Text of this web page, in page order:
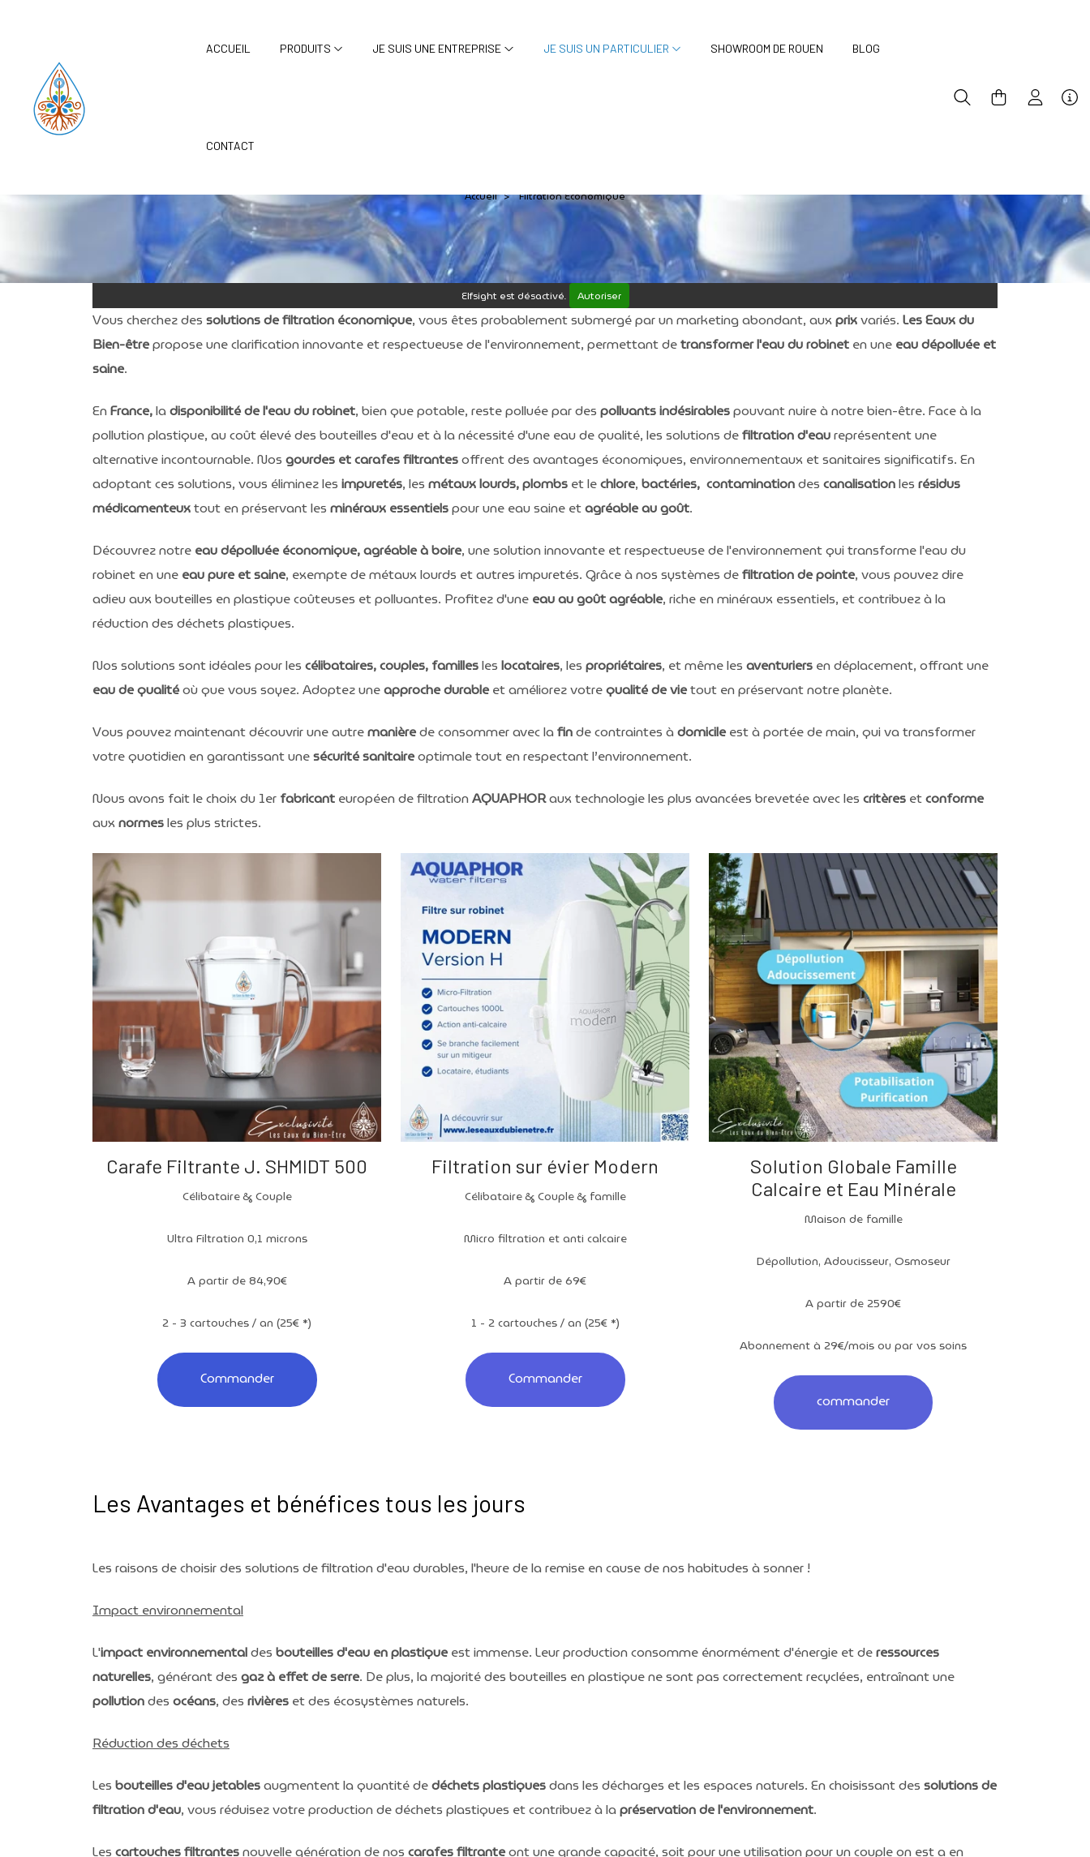
ACCUEIL PRODUITS JE SUIS UNE ENTREPRISE JE SUIS UN PARTICULIER SHOWROOM DE ROUEN BLOG
CONTACT
Accueil > Filtration Économique
Elfsight est désactivé. Autoriser
Vous cherchez des solutions de filtration économique, vous êtes probablement submergé par un marketing abondant, auxprixvariés. Les Eaux du
Bien-êtrepropose une clarification innovante et respectueuse de l'environnement, permettant detransformer l'eau du robinet en une eau dépolluée et
saine.
EnFrance,ladisponibilité de l'eau du robinet, bien que potable, reste polluée par des polluants indésirablespouvant nuire à notre bien-être. Face à la
pollution plastique, au coût élevé des bouteilles d'eau et à la nécessité d'une eau de qualité, les solutions defiltration d'eaureprésentent une
alternative incontournable. Nos gourdes et carafes filtrantesoffrent des avantages économiques, environnementaux et sanitaires significatifs. En
adoptant ces solutions, vous éliminez les impuretés, les métaux lourds, plombs et lechlore, bactéries, contaminationdes canalisationles résidus
médicamenteuxtout en préservant les minéraux essentielspour une eau saine etagréable au goût.
Découvrez notre eau dépolluée économique, agréable à boire, une solution innovante et respectueuse de l'environnement qui transforme l'eau du
robinet en une eau pure et saine, exempte de métaux lourds et autres impuretés. Grâce à nos systèmes defiltration de pointe, vous pouvez dire
adieu aux bouteilles en plastique coûteuses et polluantes. Profitez d'une eau au goût agréable, riche en minéraux essentiels, et contribuez à la
réduction des déchets plastiques.
Nos solutions sont idéales pour les célibataires, couples, famillesles locataires, les propriétaires, et même les aventuriers en déplacement, offrant une
eau de qualitéoù que vous soyez. Adoptez uneapproche durableet améliorez votrequalité de vietout en préservant notre planète.
Vous pouvez maintenant découvrir une autremanièrede consommer avec lafinde contraintes àdomicileest à portée de main, qui va transformer
votre quotidien en garantissant unesécurité sanitaireoptimale tout en respectant l’environnement.
Nous avons fait le choix du 1er fabricant européen de filtrationAQUAPHORaux technologie les plus avancées brevetée avec les critères etconforme
auxnormesles plus strictes.
Carafe Filtrante J. SHMIDT 500
Célibataire & Couple
Ultra Filtration 0,1 microns
A partir de 84,90€
2 - 3 cartouches / an (25€ *)
Commander
Filtration sur évier Modern
Célibataire & Couple & famille
Micro filtration et anti calcaire
A partir de 69€
1 - 2 cartouches / an (25€ *)
Commander
Solution Globale Famille
Calcaire et Eau Minérale
Maison de famille
Dépollution, Adoucisseur, Osmoseur
A partir de 2590€
Abonnement à 29€/mois ou par vos soins
commander
Les Avantages et bénéfices tous les jours
Les raisons de choisir des solutions de filtration d'eau durables, l'heure de la remise en cause de nos habitudes à sonner !
Impact environnemental
L'impact environnementaldes bouteilles d'eau en plastiqueest immense. Leur production consomme énormément d'énergie et deressources
naturelles, générant des gaz à effet de serre. De plus, la majorité des bouteilles en plastique ne sont pas correctement recyclées, entraînant une
pollutiondes océans, des rivières et des écosystèmes naturels.
Réduction des déchets
Les bouteilles d'eau jetablesaugmentent la quantité dedéchets plastiquesdans les décharges et les espaces naturels. En choisissant des solutions de
filtration d'eau, vous réduisez votre production de déchets plastiques et contribuez à lapréservation de l'environnement.
Les cartouches filtrantesnouvelle génération de nos carafes filtranteont une grande capacité, soit pour une utilisation pour un couple on est a en